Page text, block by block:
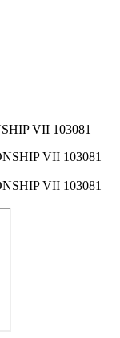
VII 103081